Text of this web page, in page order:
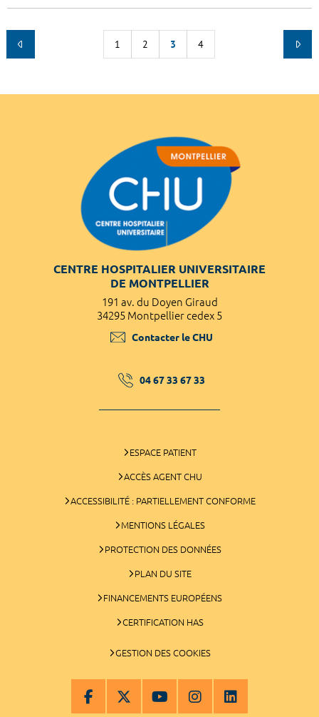
1 2 3 4
CENTRE HOSPITALIER UNIVERSITAIRE
DE MONTPELLIER
191 av. du Doyen Giraud
34295 Montpellier cedex 5
Contacter le CHU
04 67 33 67 33
ESPACE PATIENT
ACCÈS AGENT CHU
ACCESSIBILITÉ : PARTIELLEMENT CONFORME
MENTIONS LÉGALES
PROTECTION DES DONNÉES
PLAN DU SITE
FINANCEMENTS EUROPÉENS
CERTIFICATION HAS
GESTION DES COOKIES